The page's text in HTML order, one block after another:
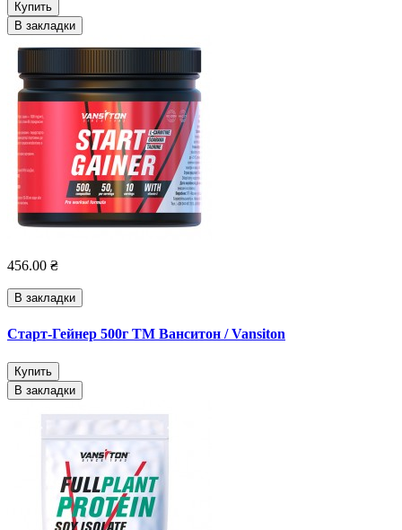
Купить
В закладки
456.00 ₴
В закладки
Старт-Гейнер 500г ТМ Ванситон / Vansiton
Купить
В закладки